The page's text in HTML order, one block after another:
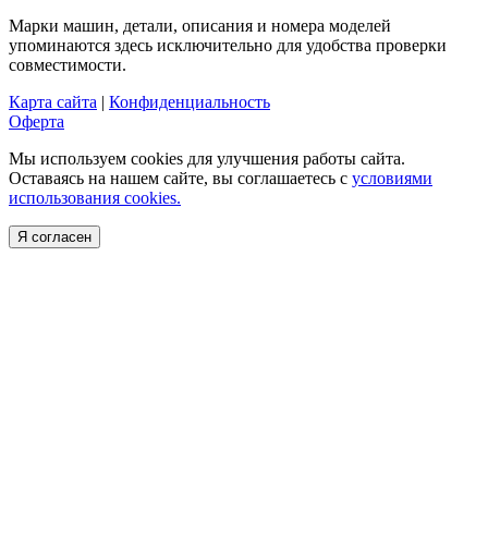
Марки машин, детали, описания и номера моделей
упоминаются здесь исключительно для удобства проверки
совместимости.
Карта сайта | Конфиденциальность
Оферта
Мы используем cookies для улучшения работы сайта.
Оставаясь на нашем сайте, вы соглашаетесь с условиями
использования cookies.
Я согласен